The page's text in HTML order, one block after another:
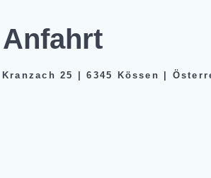
Anfahrt
25 | 6345 Kössen |